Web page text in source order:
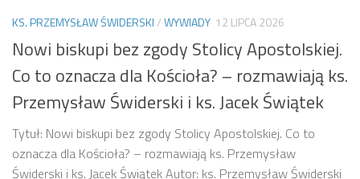
KS. PRZEMYSŁAW ŚWIDERSKI/WYWIADY 12 LIPCA 2026
Nowi biskupi bez zgody Stolicy Apostolskiej.
Co to oznacza dla Kościoła? – rozmawiają ks.
Przemysław Świderski i ks. Jacek Świątek
Tytuł: Nowi biskupi bez zgody Stolicy Apostolskiej. Co to
oznacza dla Kościoła? – rozmawiają ks. Przemysław
Świderski i ks. Jacek Świątek Autor: ks. Przemysław Świderski